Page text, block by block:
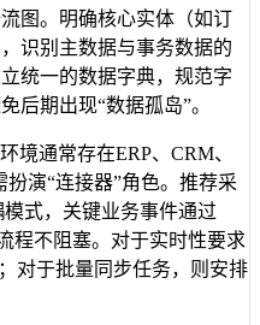
图。明确核心实体（如订
识别主数据与事务数据的
统一的数据字典，规范字
后期出现“数据孤岛”。
境通常存在ERP、CRM、
演“连接器”角色。推荐采
式，关键业务事件通过
程不阻塞。对于实时性要求
对于批量同步任务，则安排